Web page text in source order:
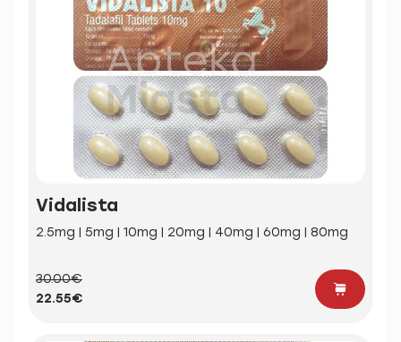
Vidalista
2.5mg | 5mg | 10mg | 20mg | 40mg | 60mg | 80mg
30.00€
22.55€